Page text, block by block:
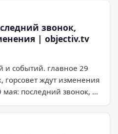
звонок,
| objectiv.tv
и событий. главное 29
горсовет ждут изменения
мая: последний звонок, …